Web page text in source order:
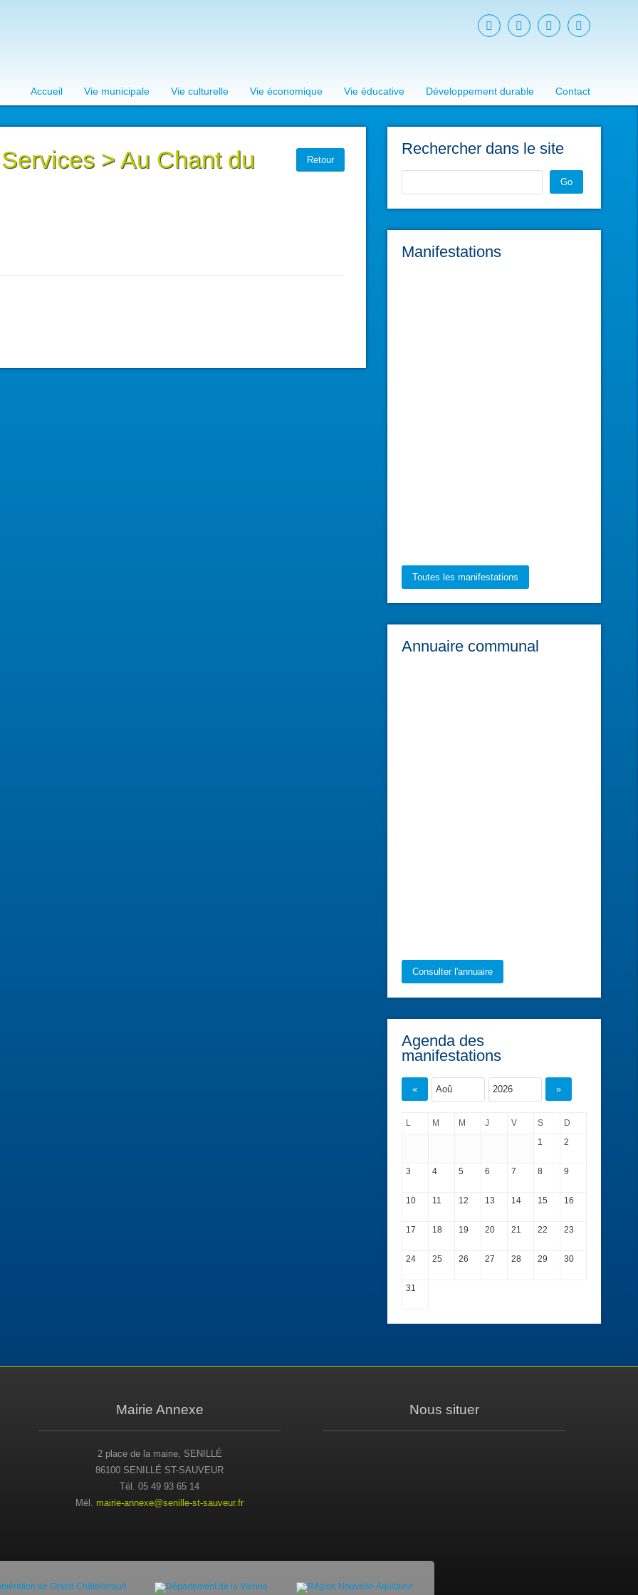
Accueil Vie municipale Vie culturelle Vie économique Vie éducative Développement durable Contact
Retour
>Au Chant du
Rechercher dans le site
Go
Manifestations
Toutes les manifestations
Annuaire communal
Consulter l'annuaire
Agenda des
manifestations
« »
L M M J V S
D
1
2
3 4 5 6 7 8 9
10 11 12 13 14 15 16
17 18 19 20 21 22 23
24 25 26 27 28 29 30
31
Mairie Annexe
2 place de la mairie, SENILLÉ
86100 SENILLÉ ST-SAUVEUR
Tél. 05 49 93 65 14
Mél. mairie-annexe@senille-st-sauveur.fr
Nous situer